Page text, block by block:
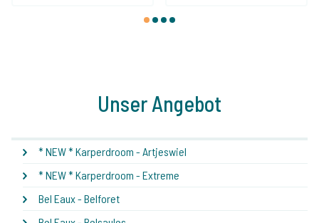
1 2 3 4
Unser Angebot
* NEW * Karperdroom - Artjeswiel
* NEW * Karperdroom - Extreme
Bel Eaux - Belforet